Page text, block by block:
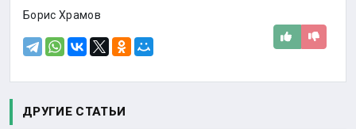
Борис Храмов
ДРУГИЕ СТАТЬИ